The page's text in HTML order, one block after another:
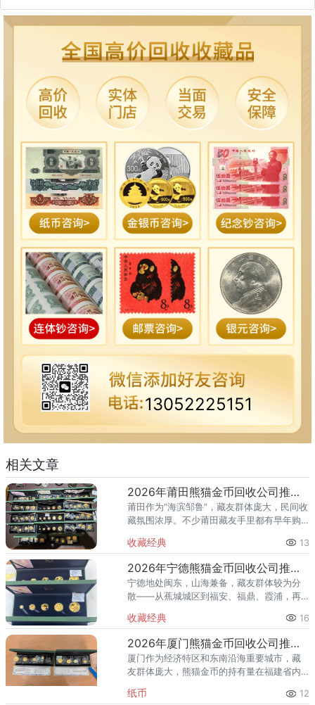
13052225151
相关文章
2026年莆田熊猫金币回收公司推荐 你的金币适合哪种回收方式？
莆田作为“海滨邹鲁”，藏友群体庞大，民间收
藏氛围浓厚。不少莆田藏友手里都有早年购
自收藏市场，还有的是海外带回。到了2026
年想变现时，却发现：
收藏经典 13
2026年宁德熊猫金币回收公司推荐 宁德藏友上门回收全攻略
宁德地处闽东，山海兼备，藏友群体较为分
散——从蕉城城区到福安、福鼎、霞浦，再
想要集中咨询或跑一趟实体店都不太现实。
对于宁德藏友来说，手里的熊猫
收藏经典 16
2026年厦门熊猫金币回收公司推荐 你的金币适合哪种回收方式？
厦门作为经济特区和东南沿海重要城市，藏
友群体庞大，熊猫金币的持有量在福建省内
运行，不少厦门藏友想趁高出手，却面临一
纸币 12